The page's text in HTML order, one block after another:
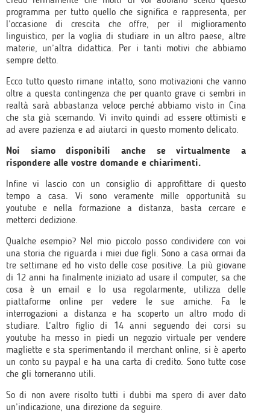
programma per tutto quello che significa e rappresenta, per
l’occasione di crescita che offre, per il miglioramento
linguistico, per la voglia di studiare in un altro paese, altre
materie, un’altra didattica. Per i tanti motivi che abbiamo
sempre detto.
Ecco tutto questo rimane intatto, sono motivazioni che vanno
oltre a questa contingenza che per quanto grave ci sembri in
realtà sarà abbastanza veloce perché abbiamo visto in Cina
che sta già scemando. Vi invito quindi ad essere ottimisti e
ad avere pazienza e ad aiutarci in questo momento delicato.
Noi siamo disponibili anche se virtualmente a
rispondere alle vostre domande e chiarimenti.
Infine vi lascio con un consiglio di approfittare di questo
tempo a casa. Vi sono veramente mille opportunità su
youtube e nella formazione a distanza, basta cercare e
metterci dedizione.
Qualche esempio? Nel mio piccolo posso condividere con voi
una storia che riguarda i miei due figli. Sono a casa ormai da
tre settimane ed ho visto delle cose positive. La più giovane
di 12 anni ha finalmente iniziato ad usare il computer, sa che
cosa è un email e lo usa regolarmente, utilizza delle
piattaforme online per vedere le sue amiche. Fa le
interrogazioni a distanza e ha scoperto un altro modo di
studiare. L’altro figlio di 14 anni seguendo dei corsi su
youtube ha messo in piedi un negozio virtuale per vendere
magliette e sta sperimentando il merchant online, si è aperto
un conto su paypal e ha una carta di credito. Sono tutte cose
che gli torneranno utili.
So di non avere risolto tutti i dubbi ma spero di aver dato
un’indicazione, una direzione da seguire.